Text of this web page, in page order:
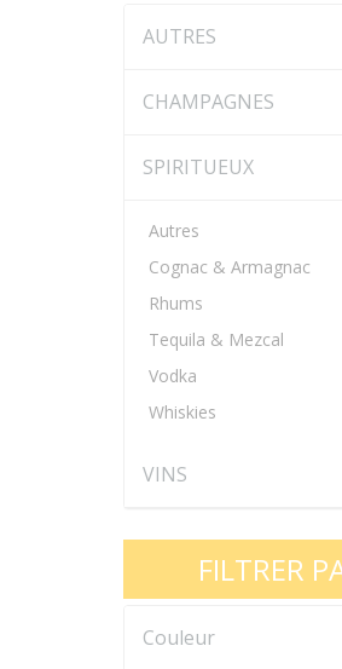
AUTRES
CHAMPAGNES
SPIRITUEUX
Autres
Cognac & Armagnac
Rhums
Tequila & Mezcal
Vodka
Whiskies
VINS
FILTRER
Couleur